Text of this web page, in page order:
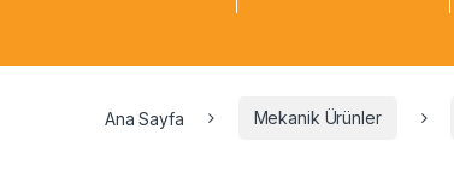
Ana Sayfa Mekanik Ürünler